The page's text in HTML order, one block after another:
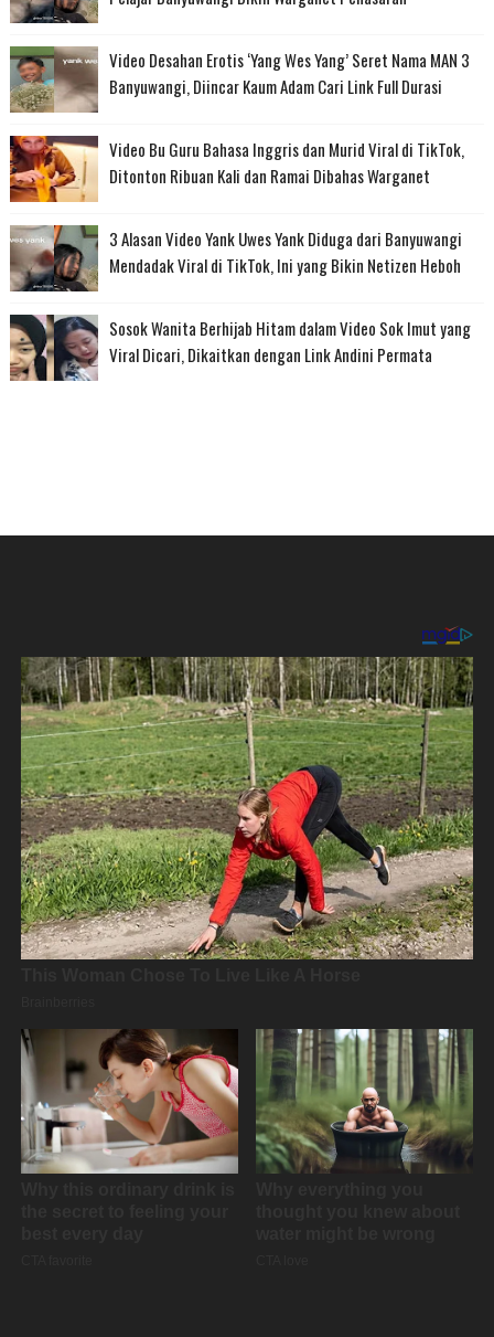
Video Desahan Erotis ‘Yang Wes Yang’ Seret Nama MAN 3
Banyuwangi, Diincar Kaum Adam Cari Link Full Durasi
Video Bu Guru Bahasa Inggris dan Murid Viral di TikTok,
Ditonton Ribuan Kali dan Ramai Dibahas Warganet
3 Alasan Video Yank Uwes Yank Diduga dari Banyuwangi
Mendadak Viral di TikTok, Ini yang Bikin Netizen Heboh
Sosok Wanita Berhijab Hitam dalam Video Sok Imut yang
Viral Dicari, Dikaitkan dengan Link Andini Permata